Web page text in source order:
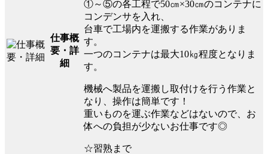
仕事概
要・詳
細
①～⑤の各工程で50㎝×30㎝のコンテナに
コンデンサを入れ、
台車で工場内を運搬する作業がありま
す。
一つのコンテナは最大10㎏程度となりま
す。
機械へ製品を運搬し取付けを行う作業と
なり、操作は簡単です！
重いものを運ぶ作業などはないので、お
体への負担が少ないお仕事です◎
☆習熟まで